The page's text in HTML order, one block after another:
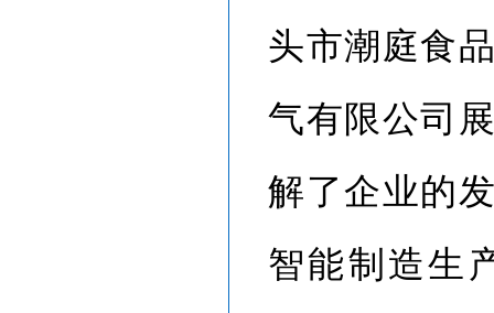
头市潮庭食
气有限公司
解了企业的
智能制造生